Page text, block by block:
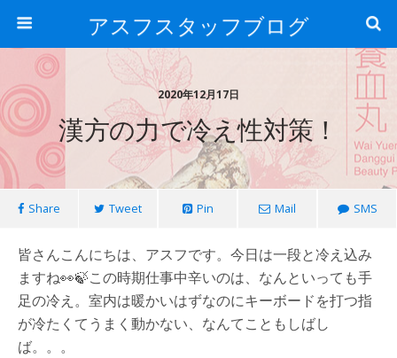
アスフスタッフブログ
2020年12月17日
漢方の力で冷え性対策！
Share Tweet Pin Mail SMS
皆さんこんにちは、アスフです。今日は一段と冷え込み
ますね👀🍃この時期仕事中辛いのは、なんといっても手
足の冷え。室内は暖かいはずなのにキーボードを打つ指
が冷たくてうまく動かない、なんてこともしばし
ば。。。